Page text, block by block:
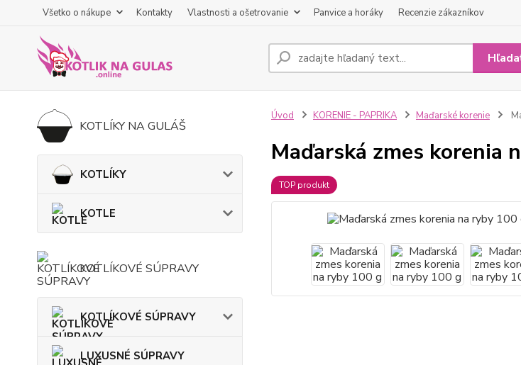
Všetko o nákupe Kontakty Vlastnosti a ošetrovanie Panvice a horáky Recenzie zákazníkov
KOTLÍKY NA GULÁŠ
KOTLÍKY
KOTLE
KOTLÍKOVÉ SÚPRAVY
KOTLÍKOVÉ SÚPRAVY
LUXUSNÉ SÚPRAVY
Úvod KORENIE - PAPRIKA Maďarské korenie
Maďarská zmes korenia
TOP produkt